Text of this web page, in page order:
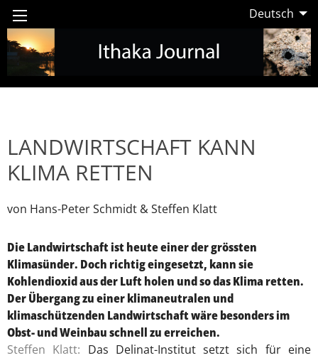
Deutsch
LANDWIRTSCHAFT KANN
KLIMA RETTEN
von Hans-Peter Schmidt & Steffen Klatt
Die Landwirtschaft ist heute einer der grössten
Klimasünder. Doch richtig eingesetzt, kann sie
Kohlendioxid aus der Luft holen und so das Klima retten.
Der Übergang zu einer klimaneutralen und
klimaschützenden Landwirtschaft wäre besonders im
Obst- und Weinbau schnell zu erreichen.
Steffen Klatt: Das Delinat-Institut setzt sich für eine